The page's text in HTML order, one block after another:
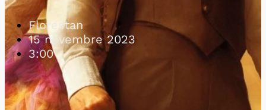
Florestan
15 novembre 2023
3:00